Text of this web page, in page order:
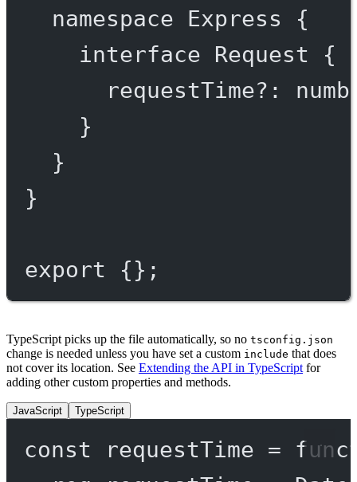
namespace Express {
interface
Request {
requestTime?:
}
}
}
export {};
TypeScript picks up the file automatically, so no tsconfig.json
change is needed unless you have set a custom include that does
not cover its location. See Extending the API in TypeScript for
adding other custom properties and methods.
JavaScript TypeScript
const requestTime =